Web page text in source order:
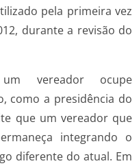
pela primeira vez
durante a revisão do
vereador ocupe
como a presidência do
que um vereador que
integrando o
diferente do atual. Em